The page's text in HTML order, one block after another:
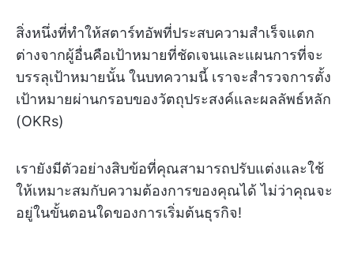
สิ่งหนึ่งที่ทำให้สตาร์ทอัพที่ประสบความสำเร็จแตก
ต่างจากผู้อื่นคือเป้าหมายที่ชัดเจนและแผนการที่จะ
บรรลุเป้าหมายนั้น ในบทความนี้ เราจะสำรวจการตั้ง
เป้าหมายผ่านกรอบของวัตถุประสงค์และผลลัพธ์หลัก
(OKRs)
เรายังมีตัวอย่างสิบข้อที่คุณสามารถปรับแต่งและใช้
ให้เหมาะสมกับความต้องการของคุณได้ ไม่ว่าคุณจะ
อยู่ในขั้นตอนใดของการเริ่มต้นธุรกิจ!